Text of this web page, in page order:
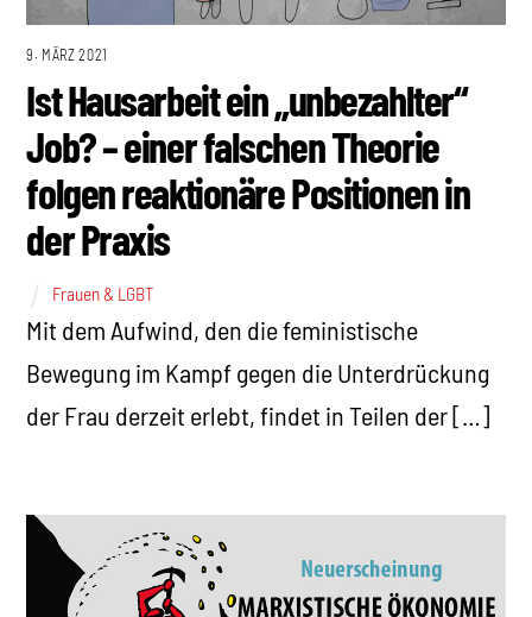
9. MÄRZ 2021
Ist Hausarbeit ein „unbezahlter“
Job? – einer falschen Theorie
folgen reaktionäre Positionen in
der Praxis
Frauen & LGBT
Mit dem Aufwind, den die feministische
Bewegung im Kampf gegen die Unterdrückung
der Frau derzeit erlebt, findet in Teilen der […]